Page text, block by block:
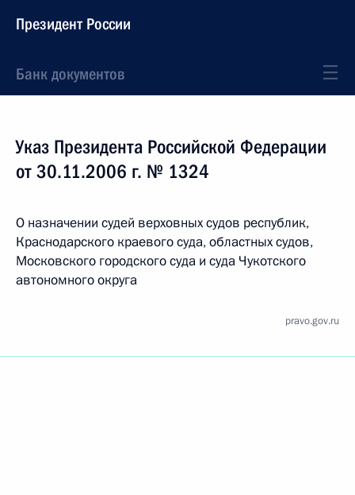
Президент России
Банк документов
Указ Президента Российской Федерации
от 30.11.2006 г. № 1324
О назначении судей верховных судов республик,
Краснодарского краевого суда, областных судов,
Московского городского суда и суда Чукотского
автономного округа
pravo.gov.ru